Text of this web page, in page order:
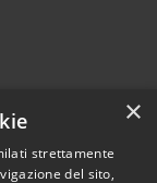
×
strettamente
del sito,